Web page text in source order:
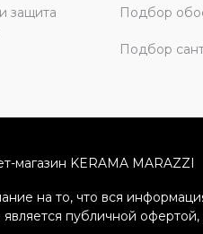
защита
Подбор
Подбор
магазин KERAMA MARAZZI
на то, что вся
является публичной